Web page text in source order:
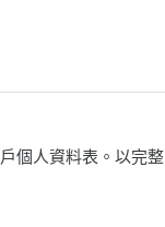
個人資料表。以完